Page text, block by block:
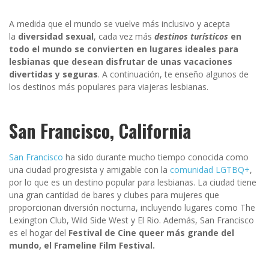
A medida que el mundo se vuelve más inclusivo y acepta
la diversidad sexual, cada vez más destinos turísticos en
todo el mundo se convierten en lugares ideales para
lesbianas que desean disfrutar de unas vacaciones
divertidas y seguras. A continuación, te enseño algunos de
los destinos más populares para viajeras lesbianas.
San Francisco, California
San Francisco ha sido durante mucho tiempo conocida como
una ciudad progresista y amigable con la comunidad LGTBQ+,
por lo que es un destino popular para lesbianas. La ciudad tiene
una gran cantidad de bares y clubes para mujeres que
proporcionan diversión nocturna, incluyendo lugares como The
Lexington Club, Wild Side West y El Rio. Además, San Francisco
es el hogar del Festival de Cine queer más grande del
mundo, el Frameline Film Festival.